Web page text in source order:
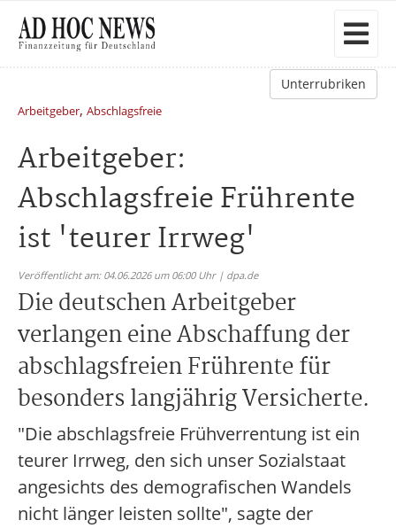
Unterrubriken
Arbeitgeber, Abschlagsfreie
Arbeitgeber:
Abschlagsfreie Frührente
ist 'teurer Irrweg'
Veröffentlicht am: 04.06.2026 um 06:00 Uhr | dpa.de
Die deutschen Arbeitgeber
verlangen eine Abschaffung der
abschlagsfreien Frührente für
besonders langjährig Versicherte.
"Die abschlagsfreie Frühverrentung ist ein
teurer Irrweg, den sich unser Sozialstaat
angesichts des demografischen Wandels
nicht länger leisten sollte", sagte der